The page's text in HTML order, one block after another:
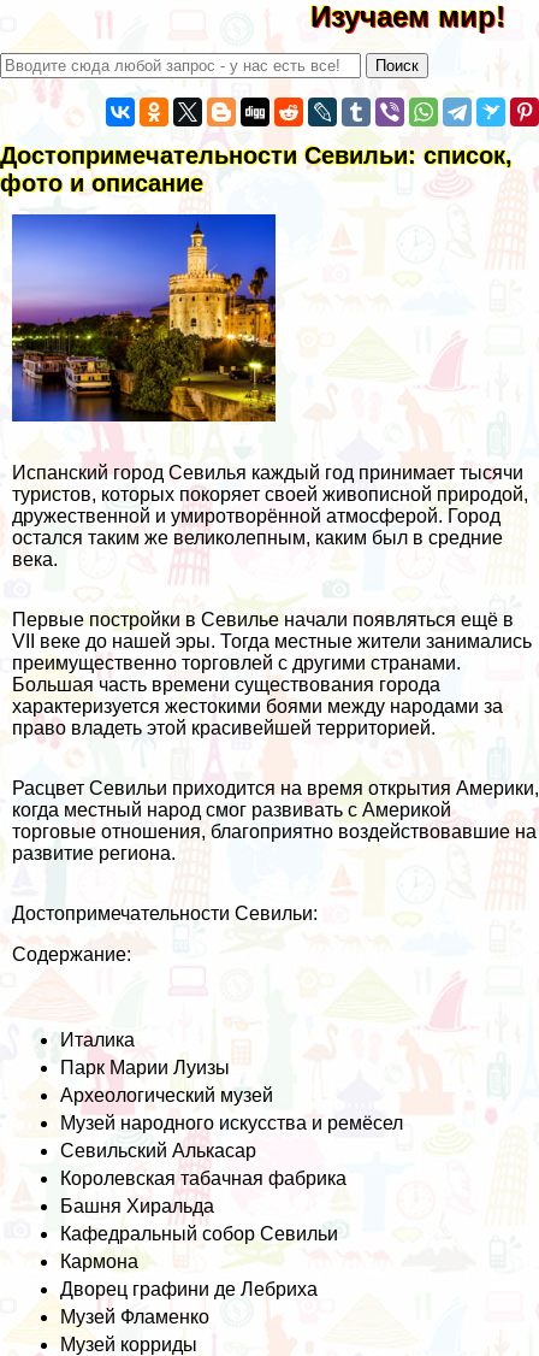
Изучаем мир!
Достопримечательности Севильи: список,
фото и описание
Испанский город Севилья каждый год принимает тысячи
туристов, которых покоряет своей живописной природой,
дружественной и умиротворённой атмосферой. Город
остался таким же великолепным, каким был в средние
века.
Первые постройки в Севилье начали появляться ещё в
VII веке до нашей эры. Тогда местные жители занимались
преимущественно торговлей с другими странами.
Большая часть времени существования города
характеризуется жестокими боями между народами за
право владеть этой красивейшей территорией.
Расцвет Севильи приходится на время открытия Америки,
когда местный народ смог развивать с Америкой
торговые отношения, благоприятно воздействовавшие на
развитие региона.
Достопримечательности Севильи:
Содержание:
Италика
Парк Марии Луизы
Археологический музей
Музей народного искусства и ремёсел
Севильский Алькасар
Королевская табачная фабрика
Башня Хиральда
Кафедральный собор Севильи
Кармона
Дворец графини де Лебриха
Музей Фламенко
Музей корриды